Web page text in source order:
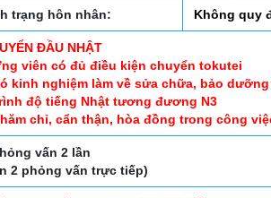
trạng hôn nhân: Không quy
ĐẦU NHẬT
viên có đủ điều kiện chuyển tokutei
kinh nghiệm làm về sửa chữa, bảo
độ tiếng Nhật tương đương N3
chỉ, cẩn thận, hòa đồng trong công
vấn 2 lần
2 phỏng vấn trực tiếp)